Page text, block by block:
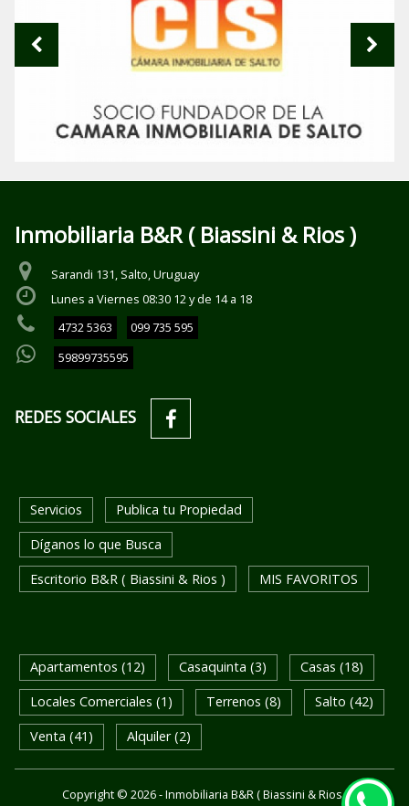
Inmobiliaria B&R ( Biassini & Rios )
Sarandi 131, Salto, Uruguay
Lunes a Viernes 08:30 12 y de 14 a 18
4732 5363
099 735 595
59899735595
REDES SOCIALES
Servicios
Publica tu Propiedad
Díganos lo que Busca
Escritorio B&R ( Biassini & Rios )
MIS FAVORITOS
Apartamentos (12) Casaquinta (3)
Casas (18)
Locales Comerciales (1)
Terrenos (8)
Salto (42)
Venta (41)
Alquiler (2)
Copyright © 2026 - Inmobiliaria B&R ( Biassini & Rios )